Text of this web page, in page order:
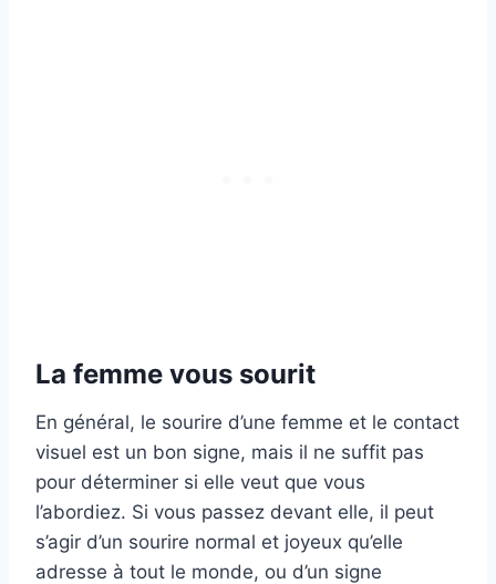
La femme vous sourit
En général, le sourire d’une femme et le contact
visuel est un bon signe, mais il ne suffit pas
pour déterminer si elle veut que vous
l’abordiez. Si vous passez devant elle, il peut
s’agir d’un sourire normal et joyeux qu’elle
adresse à tout le monde, ou d’un signe